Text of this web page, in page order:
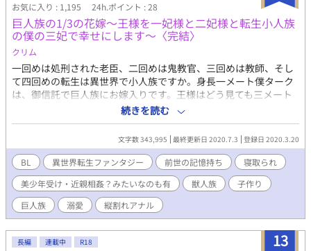
お気に入り : 1,195 24h.ポイント : 28
巨人族の1/3の花嫁〜王様を一妃様と二妃様と転生小人族
の僕の三妃で幸せにします〜〈完結〉
クリム
一回めは処刑された老臣、二回めは鬼教官、三回めは教師、そし
て四回めの転生は異世界で小人族ですか。身長一メート僕ターク
は、御信託で巨人族にお嫁入りです。王様はどう見ても三メート
ルはあります。妖精族のソニン様、獣人族のロキと一緒に王様に
なりたてのガリウス様を幸せにします。まず、王様のイチモツ、
入りますかね？ 三人分の前世の記憶と、豆知識、そして貪欲な知
識欲を満たすため、異世界王宮改革をしていく三妃タークの物
語。 ※はご高覧注意です。 『小説家になろう』にも同時連載。
続きを読む
文字数 343,995 最終更新日 2020.7.3 登録日 2020.3.20
BL 異世界転生ファンタジー 前世の記憶持ち
寝取られ
美少年受け・近親相姦？みたいなのも有
獣人族
子作り
巨人族
溺愛 縦割れアナル
13
長編 連載中 R18